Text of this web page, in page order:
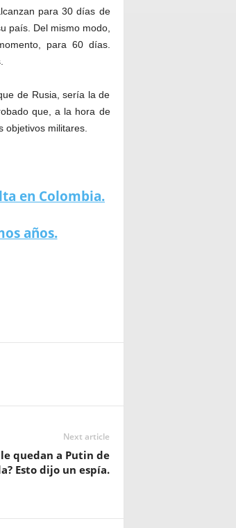
para 30 días de
país. Del mismo modo,
para 60 días.
de Rusia, sería la de
que, a la hora de
objetivos militares.
en Colombia.
años.
Next article
quedan a Putin de
Esto dijo un espía.